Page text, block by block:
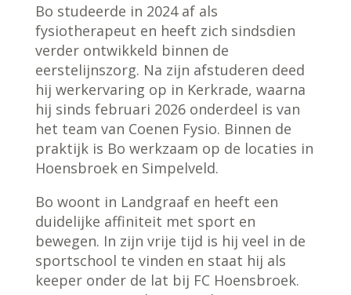
Bo studeerde in 2024 af als
fysiotherapeut en heeft zich sindsdien
verder ontwikkeld binnen de
eerstelijnszorg. Na zijn afstuderen deed
hij werkervaring op in Kerkrade, waarna
hij sinds februari 2026 onderdeel is van
het team van Coenen Fysio. Binnen de
praktijk is Bo werkzaam op de locaties in
Hoensbroek en Simpelveld.
Bo woont in Landgraaf en heeft een
duidelijke affiniteit met sport en
bewegen. In zijn vrije tijd is hij veel in de
sportschool te vinden en staat hij als
keeper onder de lat bij FC Hoensbroek.